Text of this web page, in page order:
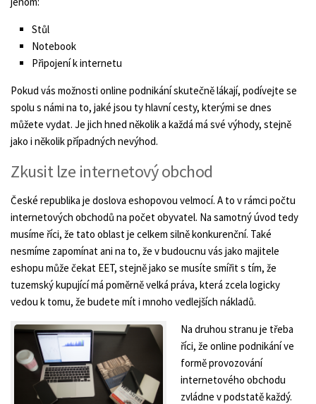
Stůl
Notebook
Připojení k internetu
Pokud vás možnosti online podnikání skutečně lákají, podívejte se
spolu s námi na to, jaké jsou ty hlavní cesty, kterými se dnes
můžete vydat. Je jich hned několik a každá má své výhody, stejně
jako i několik případných nevýhod.
Zkusit lze internetový obchod
České republika je doslova eshopovou velmocí. A to v rámci počtu
internetových obchodů na počet obyvatel. Na samotný úvod tedy
musíme říci, že tato oblast je celkem silně konkurenční. Také
nesmíme zapomínat ani na to, že v budoucnu vás jako majitele
eshopu může čekat EET, stejně jako se musíte smířit s tím, že
tuzemský kupující má poměrně velká práva, která zcela logicky
vedou k tomu, že budete mít i mnoho vedlejších nákladů.
Na druhou stranu je třeba
říci, že online podnikání ve
formě provozování
internetového obchodu
zvládne v podstatě každý.